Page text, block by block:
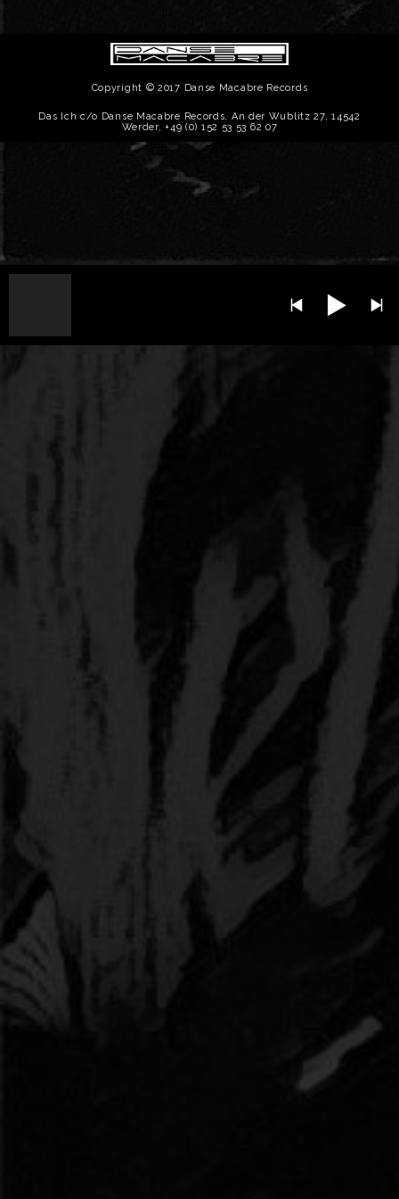
Copyright © 2017 Danse Macabre Records
Das Ich c/o Danse Macabre Records, An der Wublitz 27, 14542
Werder, +49 (0) 152 53 53 62 07